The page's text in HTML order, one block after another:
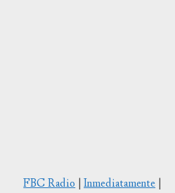
FBC Radio|Inmediatamente